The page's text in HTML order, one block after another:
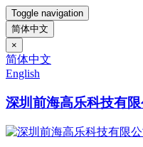
Toggle navigation
简体中文
×
简体中文
English
深圳前海高乐科技有限